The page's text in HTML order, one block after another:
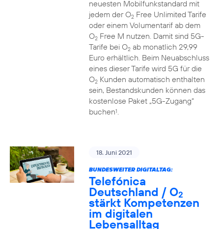
neuesten Mobilfunkstandard mit
jedem der O2Free Unlimited Tarife
oder einem Volumentarif ab dem
O2Free M nutzen. Damit sind 5G-
Tarife bei O2ab monatlich 29,99
Euro erhältlich. Beim Neuabschluss
eines dieser Tarife wird 5G für die
O2Kunden automatisch enthalten
sein, Bestandskunden können das
kostenlose Paket „5G-Zugang“
buchen1.
18. Juni 2021
BUNDESWEITER DIGITALTAG:
Telefónica
Deutschland / O2
stärkt Kompetenzen
im digitalen
Lebensalltag